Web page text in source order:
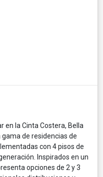
en la Cinta Costera, Bella
de residencias de
con 4 pisos de
Inspirados en un
opciones de 2 y 3